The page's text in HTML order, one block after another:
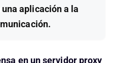
aplicación a la
en un servidor proxy